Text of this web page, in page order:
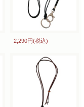
2,290円(税込)